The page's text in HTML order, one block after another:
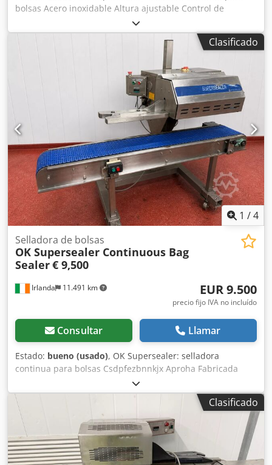
bolsas Acero inoxidable Altura ajustable Control de
temperatura ajustable para bolsas de diferentes grosores
Fácilmente desplazable gracias a sus ruedas Alimentación
de bolsas de derecha a izquierda Chodjzcff Ajpfx Aproa La
mejor selladora de bolsas del mercado Precio: 4950 €
Clasificado
1 /4
Irlanda 11.491 km
Selladora de bolsas
OK Supersealer Continuous Bag
Sealer€ 9,500
EUR 9.500
precio fijo IVA no incluído
Consultar Llamar
Estado: bueno (usado), OK Supersealer: selladora
continua para bolsas Csdpfezbnnkjx Aproha Fabricada
íntegramente en acero inoxidable Incluye transportador de
banda de acero inoxidable Control de temperatura
ajustable Mandos de arranque y parada, botón de parada
de emergencia Cabezal de sellado con altura ajustable
Móvil, con ruedas y patas con bloqueo La mejor selladora
de bolsas del mercado Precio: 9.500 €
Clasificado